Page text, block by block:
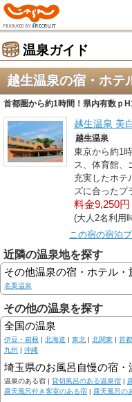
温泉ガイド
越生温泉の宿・ホテ
首都圏から約1時間！県内有数ｐ
越生温泉 美
越生温泉
東京から約1
ス、体育館、
充実したホテ
ズに合ったプ
料金9,250円
(大人2名利用
この宿の宿泊
近隣の温泉地を探す
その他温泉の宿・ホテル・
名栗温泉
その他の温泉を探す
全国の温泉
伊豆・箱根 | 北海道 | 東北 | 北関東 | 首
九州 | 沖縄
埼玉県のお風呂自慢の宿・
温泉のある宿 | 貸切風呂のある温泉宿 |
露天風呂付き客室のある宿 | 露天風呂の